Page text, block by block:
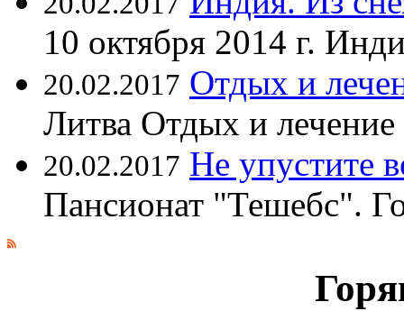
10 октября 2014 г.
20.02.2017 Отдых и
Литва Отдых и лечение
20.02.2017 Не упустите
Пансионат "Тешебс".